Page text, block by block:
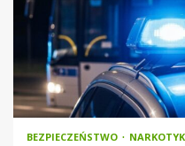
BEZPIECZEŃSTWO